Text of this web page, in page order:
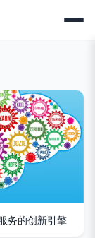
务的创新引擎